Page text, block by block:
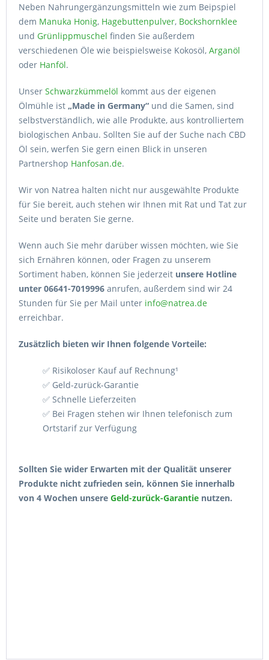
Neben Nahrungergänzungsmitteln wie zum Beipspiel
dem Manuka Honig, Hagebuttenpulver, Bockshornklee
und Grünlippmuschel finden Sie außerdem
verschiedenen Öle wie beispielsweise Kokosöl, Arganöl
oder Hanföl.
Unser Schwarzkümmelöl kommt aus der eigenen
Ölmühle ist „Made in Germany“ und die Samen, sind
selbstverständlich, wie alle Produkte, aus kontrolliertem
biologischen Anbau. Sollten Sie auf der Suche nach CBD
Öl sein, werfen Sie gern einen Blick in unseren
Partnershop Hanfosan.de.
Wir von Natrea halten nicht nur ausgewählte Produkte
für Sie bereit, auch stehen wir Ihnen mit Rat und Tat zur
Seite und beraten Sie gerne.
Wenn auch Sie mehr darüber wissen möchten, wie Sie
sich Ernähren können, oder Fragen zu unserem
Sortiment haben, können Sie jederzeit unsere Hotline
unter 06641-7019996 anrufen, außerdem sind wir 24
Stunden für Sie per Mail unter info@natrea.de
erreichbar.
Zusätzlich bieten wir Ihnen folgende Vorteile:
✅ Risikoloser Kauf auf Rechnung¹
✅ Geld-zurück-Garantie
✅ Schnelle Lieferzeiten
✅ Bei Fragen stehen wir Ihnen telefonisch zum
Ortstarif zur Verfügung
Sollten Sie wider Erwarten mit der Qualität unserer
Produkte nicht zufrieden sein, können Sie innerhalb
von 4 Wochen unsere Geld-zurück-Garantie nutzen.